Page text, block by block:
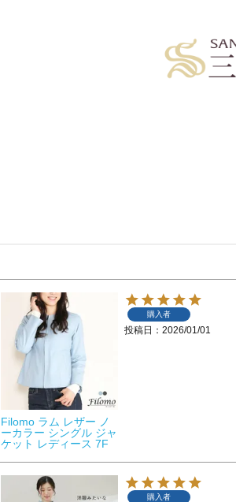
Filomo ラム レザー ノ
ーカラー シングル ジャ
ケット レディース 7F
購入者
投稿日 2026/01/01
購入者